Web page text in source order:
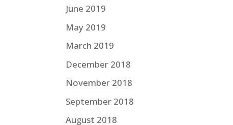
June 2019
May 2019
March 2019
December 2018
November 2018
September 2018
August 2018